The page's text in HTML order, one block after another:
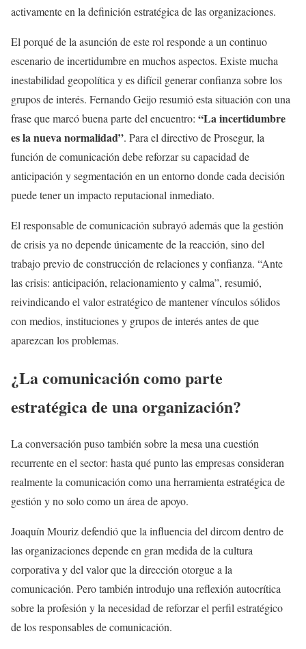
activamente en la definición estratégica de las organizaciones.
El porqué de la asunción de este rol responde a un continuo
escenario de incertidumbre en muchos aspectos. Existe mucha
inestabilidad geopolítica y es difícil generar confianza sobre los
grupos de interés. Fernando Geijo resumió esta situación con una
frase que marcó buena parte del encuentro: “La incertidumbre
es la nueva normalidad”. Para el directivo de Prosegur, la
función de comunicación debe reforzar su capacidad de
anticipación y segmentación en un entorno donde cada decisión
puede tener un impacto reputacional inmediato.
El responsable de comunicación subrayó además que la gestión
de crisis ya no depende únicamente de la reacción, sino del
trabajo previo de construcción de relaciones y confianza. “Ante
las crisis: anticipación, relacionamiento y calma”, resumió,
reivindicando el valor estratégico de mantener vínculos sólidos
con medios, instituciones y grupos de interés antes de que
aparezcan los problemas.
¿La comunicación como parte
estratégica de una organización?
La conversación puso también sobre la mesa una cuestión
recurrente en el sector: hasta qué punto las empresas consideran
realmente la comunicación como una herramienta estratégica de
gestión y no solo como un área de apoyo.
Joaquín Mouriz defendió que la influencia del dircom dentro de
las organizaciones depende en gran medida de la cultura
corporativa y del valor que la dirección otorgue a la
comunicación. Pero también introdujo una reflexión autocrítica
sobre la profesión y la necesidad de reforzar el perfil estratégico
de los responsables de comunicación.